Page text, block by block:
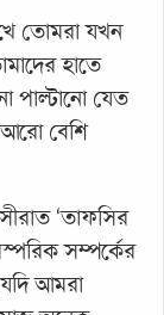
তোমরা যখন
হাতে
পাল্টানো যেত
বেশি
‘তাফসির
সম্পর্কের
আমরা